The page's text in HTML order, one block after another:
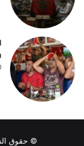
© حقوق النشر 2026، جميع